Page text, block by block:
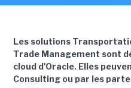
Les solutions
Trade Management sont
cloud d'Oracle. Elles
Consulting ou par les